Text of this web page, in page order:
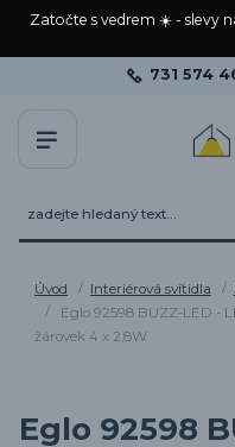
Zatočte s vedrem ☀️ - slevy
731 574
Úvod Interiérová svítidla
Eglo 92598 BUZZ-LED -
žárovek 4 x 2,8W
Eglo 92598